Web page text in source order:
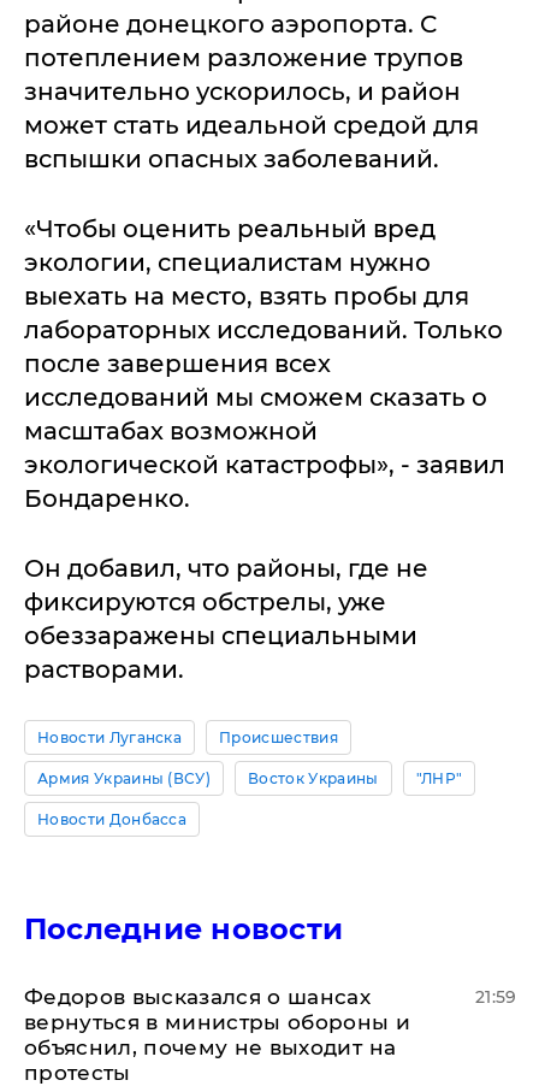
районе донецкого аэропорта. С
потеплением разложение трупов
значительно ускорилось, и район
может стать идеальной средой для
вспышки опасных заболеваний.
«Чтобы оценить реальный вред
экологии, специалистам нужно
выехать на место, взять пробы для
лабораторных исследований. Только
после завершения всех
исследований мы сможем сказать о
масштабах возможной
экологической катастрофы», - заявил
Бондаренко.
Он добавил, что районы, где не
фиксируются обстрелы, уже
обеззаражены специальными
растворами.
Новости Луганска Происшествия
Армия Украины (ВСУ) Восток Украины "ЛНР"
Новости Донбасса
Последние новости
Федоров высказался о шансах
вернуться в министры обороны и
объяснил, почему не выходит на
протесты
21:59